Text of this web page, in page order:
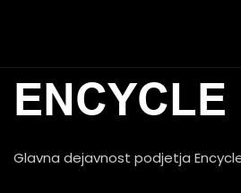
ENCYCLE
Glavna dejavnost podjetja